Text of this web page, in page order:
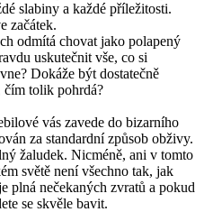
slabiny a každé příležitosti.
začátek.
odmítá chovat jako polapený
uskutečnit vše, co si
Dokáže být dostatečně
čím tolik pohrdá?
vás zavede do bizarního
za standardní způsob obživy.
žaludek. Nicméně, ani v tomto
světě není všechno tak, jak
plná nečekaných zvratů a pokud
se skvěle bavit.